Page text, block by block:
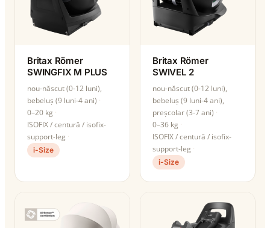
Britax Römer
SWINGFIX M PLUS
nou-născut (0-12 luni),
bebeluș (9 luni-4 ani)
0–20 kg
ISOFIX / centură / isofix-
support-leg
i-Size
Britax Römer
SWIVEL 2
nou-născut (0-12 luni),
bebeluș (9 luni-4 ani),
preșcolar (3-7 ani)
0–36 kg
ISOFIX / centură / isofix-
support-leg
i-Size